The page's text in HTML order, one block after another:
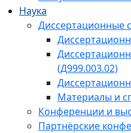
Наука
Диссертационные
(Д999.003.02)
Материалы и
Конференции и
Партнёрские